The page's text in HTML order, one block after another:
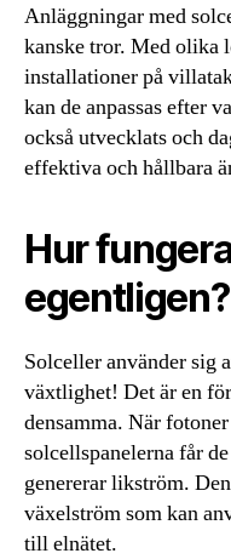
Anläggningar med
kanske tror. Med olika
installationer på
kan de anpassas efter
också utvecklats och
effektiva och hållbara
Hur
egentligen?
Solceller använder sig
växtlighet! Det är en
densamma. När
solcellspanelerna får
genererar likström.
växelström som kan
till elnätet.